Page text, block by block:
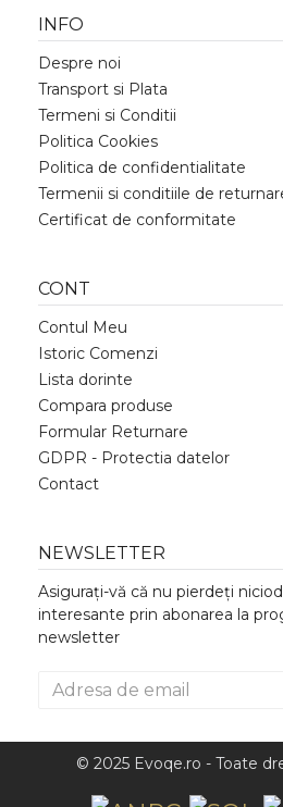
INFO
Despre noi
Transport si Plata
Termeni si Conditii
Politica Cookies
Politica de confidentialitate
Termenii si conditiile de
Certificat de conformitate
CONT
Contul Meu
Istoric Comenzi
Lista dorinte
Compara produse
Formular Returnare
GDPR - Protectia datelor
Contact
NEWSLETTER
Asigurați-vă că nu pierdeți
interesante prin abonarea la
newsletter
© 2025 Evoqe.ro - Toate